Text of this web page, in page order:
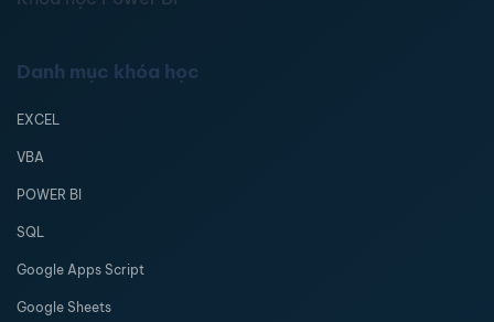
Danh mục khóa học
EXCEL
VBA
POWER BI
SQL
Google Apps Script
Google Sheets